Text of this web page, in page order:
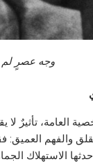
وجه عصرٍ لم
العامة، تأثيرٌ
والفهم العميق:
أحدثها